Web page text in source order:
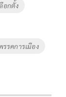
อกตั้ง
รคการเมือง